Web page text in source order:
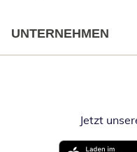
UNTERNEHMEN
Jetzt